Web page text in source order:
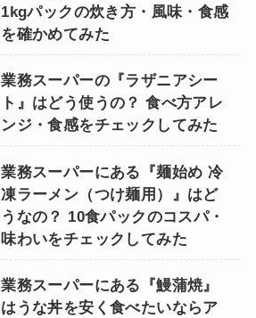
1kgパックの炊き方・風味・食感
を確かめてみた
業務スーパーの『ラザニアシー
ト』はどう使うの？ 食べ方アレ
ンジ・食感をチェックしてみた
業務スーパーにある『麺始め 冷
凍ラーメン（つけ麺用）』はど
うなの？ 10食パックのコスパ・
味わいをチェックしてみた
業務スーパーにある『鰻蒲焼』
はうな丼を安く食べたいならア